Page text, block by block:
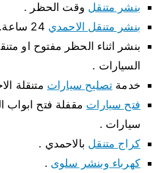
بنشر متنقل وقت الحظر .
بنشر متنقل الاحمدي
بنشر اثناء الحظر مفتوح او
السيارات .
خدمة تصليح سيارات متنقلة
فتح سيارات مقفلة فتح ابواب
سيارات .
كراج متنقل بالاحمدي .
كهرباء وبنشر سلوى .